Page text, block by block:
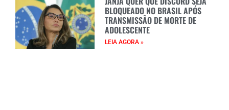
BLOQUEADO NO BRASIL APÓS
TRANSMISSÃO DE MORTE DE
ADOLESCENTE
LEIA AGORA »